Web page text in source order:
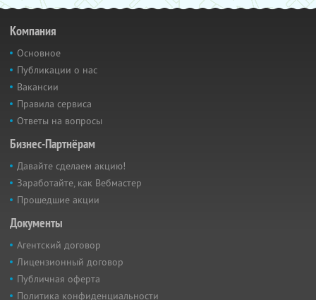
Компания
Основное
Публикации о нас
Вакансии
Правила сервиса
Ответы на вопросы
Бизнес-Партнёрам
Давайте сделаем акцию!
Заработайте, как Вебмастер
Прошедшие акции
Документы
Агентский договор
Лицензионный договор
Публичная оферта
Политика конфиденциальности